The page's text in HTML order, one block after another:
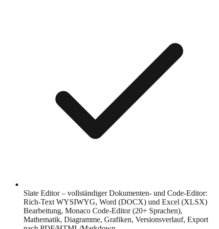
Slate Editor – vollständiger Dokumenten- und Code-Editor:
Rich-Text WYSIWYG, Word (DOCX) und Excel (XLSX)
Bearbeitung, Monaco Code-Editor (20+ Sprachen),
Mathematik, Diagramme, Grafiken, Versionsverlauf, Export